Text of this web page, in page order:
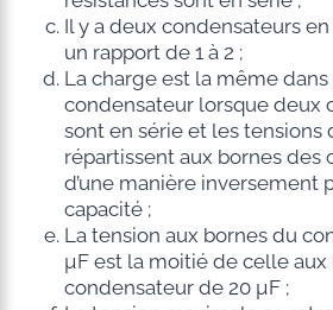
Il y a deux condensateurs
un rapport de 1 à 2 ;
La charge est la même dans
condensateur lorsque deux
sont en série et les tensions
répartissent aux bornes des
d’une manière inversement
capacité ;
La tension aux bornes du
µF est la moitié de celle aux
condensateur de 20 µF ;